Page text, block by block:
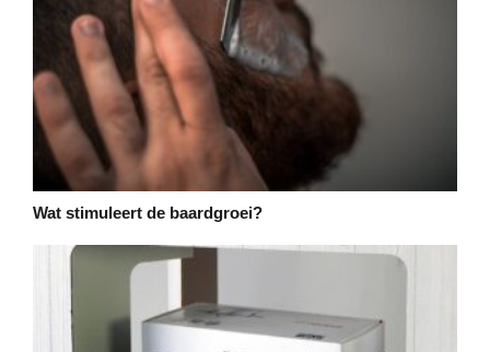
Wat stimuleert de baardgroei?